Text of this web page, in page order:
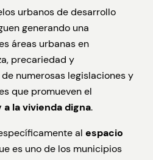
urbanos de desarrollo
generando una
áreas urbanas en
precariedad y
numerosas legislaciones y
que promueven el
la vivienda digna.
al espacio
es uno de los municipios